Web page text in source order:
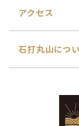
アクセス
石打丸山につ